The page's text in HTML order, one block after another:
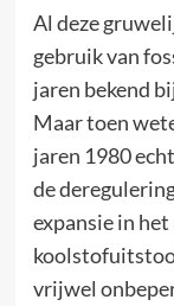
Al deze
gebruik van
jaren bekend
Maar toen
jaren 1980
de
expansie in
vrijwel